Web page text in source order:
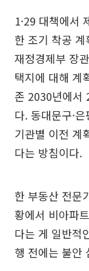
1·29 대책에서
한 조기 착공
재정경제부 장
택지에 대해 계
존 2030년에서
다. 동대문구·
기관별 이전 계
다는 방침이다.
한 부동산 전문
황에서 비아파
다는 게 일반적
행 전에는 불안